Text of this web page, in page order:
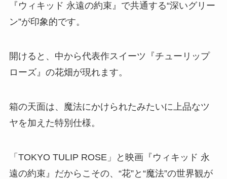
『ウィキッド 永遠の約束』で共通する“深いグリー
ン”が印象的です。
開けると、中から代表作スイーツ『チューリップ
ローズ』の花畑が現れます。
箱の天面は、魔法にかけられたみたいに上品なツ
ヤを加えた特別仕様。
「TOKYO TULIP ROSE」と映画『ウィキッド 永
遠の約束』だからこその、“花”と“魔法”の世界観が